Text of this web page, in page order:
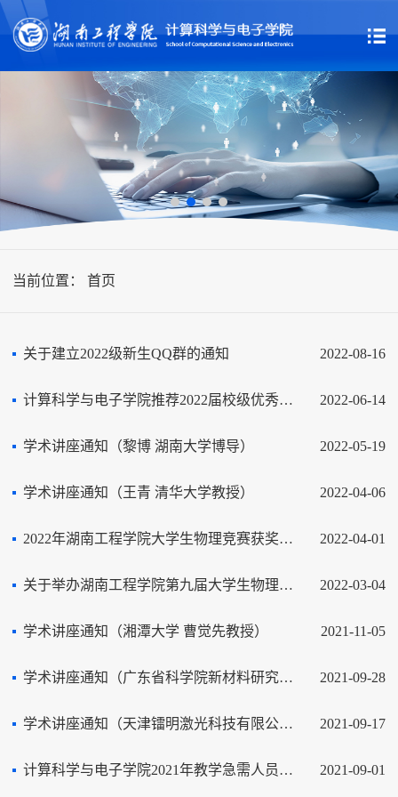
当前位置： 首页
2022-08-16
关于建立2022级新生QQ群的通知
2022-06-14
计算科学与电子学院推荐2022届校级优秀本科毕业设计（论文）结果公示
2022-05-19
学术讲座通知（黎博 湖南大学博导）
2022-04-06
学术讲座通知（王青 清华大学教授）
2022-04-01
2022年湖南工程学院大学生物理竞赛获奖名单
2022-03-04
关于举办湖南工程学院第九届大学生物理竞赛暨2022年湖南省大学生物理竞赛选拔赛的通知
2021-11-05
学术讲座通知（湘潭大学 曹觉先教授）
2021-09-28
学术讲座通知（广东省科学院新材料研究所 徐佳）
2021-09-17
学术讲座通知（天津镭明激光科技有限公司总经理 关凯博士）
2021-09-01
计算科学与电子学院2021年教学急需人员面试公告（第三批）